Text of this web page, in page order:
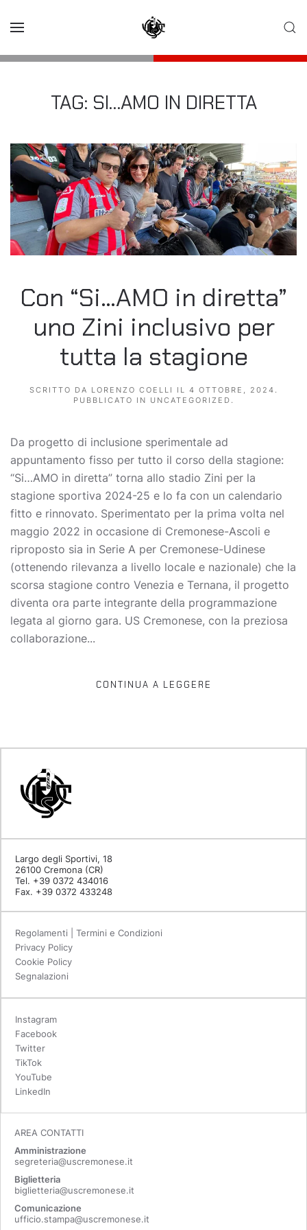
TAG: SI…AMO IN DIRETTA
Con “Si…AMO in diretta”
uno Zini inclusivo per
tutta la stagione
SCRITTO DA LORENZO COELLI IL 4 OTTOBRE, 2024 .
PUBBLICATO IN UNCATEGORIZED .
Da progetto di inclusione sperimentale ad
appuntamento fisso per tutto il corso della stagione:
“Si…AMO in diretta” torna allo stadio Zini per la
stagione sportiva 2024-25 e lo fa con un calendario
fitto e rinnovato. Sperimentato per la prima volta nel
maggio 2022 in occasione di Cremonese-Ascoli e
riproposto sia in Serie A per Cremonese-Udinese
(ottenendo rilevanza a livello locale e nazionale) che la
scorsa stagione contro Venezia e Ternana, il progetto
diventa ora parte integrante della programmazione
legata al giorno gara. US Cremonese, con la preziosa
collaborazione...
CONTINUA A LEGGERE
Largo degli Sportivi, 18
26100 Cremona (CR)
Tel. +39 0372 434016
Fax. +39 0372 433248
Regolamenti | Termini e Condizioni
Privacy Policy
Cookie Policy
Segnalazioni
Instagram
Facebook
Twitter
TikTok
YouTube
LinkedIn
AREA CONTATTI
Amministrazione
segreteria@uscremonese.it
Biglietteria
biglietteria@uscremonese.it
Comunicazione
ufficio.stampa@uscremonese.it